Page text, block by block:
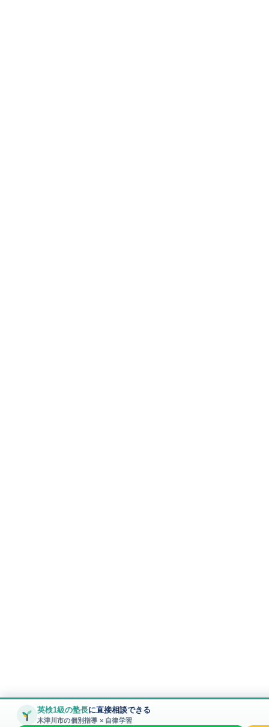
英検1級の塾長に直接相談できる
木津川市の個別指導 × 自律学習